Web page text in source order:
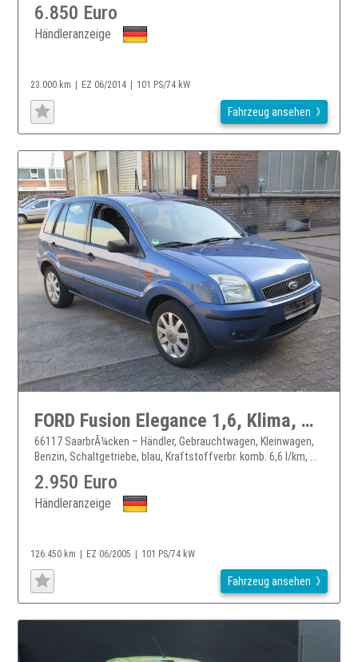
6.850 Euro
Händleranzeige
23.000 km EZ 06/2014 101 PS/74 kW
Fahrzeug ansehen
FORD Fusion Elegance 1,6, Klima, Navi, TÜV Neu, TOP
66117 SaarbrÃ¼cken – Händler, Gebrauchtwagen, Kleinwagen,
Benzin, Schaltgetriebe, blau, Kraftstoffverbr. komb. 6,6 l/km, ...
2.950 Euro
Händleranzeige
126.450 km EZ 06/2005 101 PS/74 kW
Fahrzeug ansehen